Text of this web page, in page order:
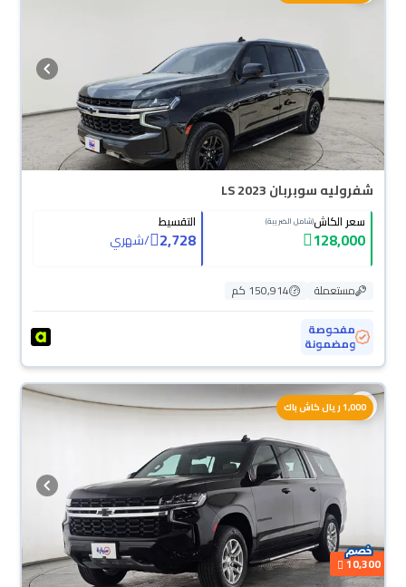
شفروليه سوبربان LS 2023
سعر الكاش(شامل الضريبة)
128,000
التقسيط
2,728
/شهري
مستعملة
150,914 كم
مفحوصة
ومضمونة
1,000 ريال كاش باك
10,300